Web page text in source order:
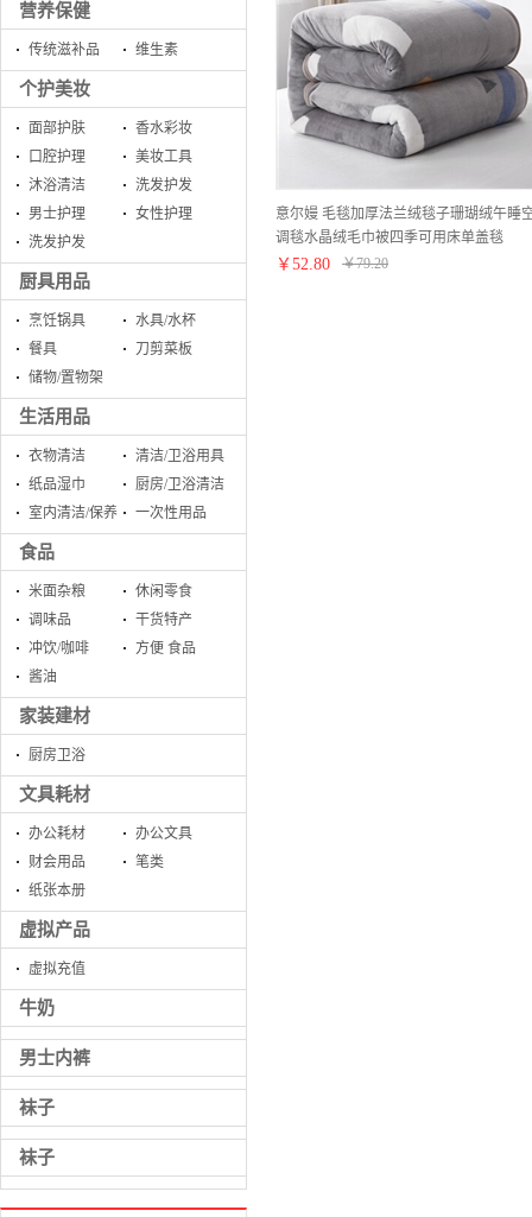
营养保健
传统滋补品 维生素
个护美妆
面部护肤
香水彩妆
口腔护理
美妆工具
沐浴清洁
洗发护发
男士护理
女性护理
洗发护发
厨具用品
烹饪锅具
水具/水杯
餐具
刀剪菜板
储物/置物架
生活用品
衣物清洁
清洁/卫浴用具
纸品湿巾
厨房/卫浴清洁
室内清洁/保养
一次性用品
食品
米面杂粮
休闲零食
调味品
干货特产
冲饮/咖啡
方便 食品
酱油
家装建材
厨房卫浴
文具耗材
办公耗材
办公文具
财会用品
笔类
纸张本册
虚拟产品
虚拟充值
牛奶
男士内裤
袜子
袜子
意尔嫚 毛毯加厚法兰绒毯子珊瑚绒午睡
调毯水晶绒毛巾被四季可用床单盖毯
150*200cm和风细语
￥ 52.80 ￥79.20